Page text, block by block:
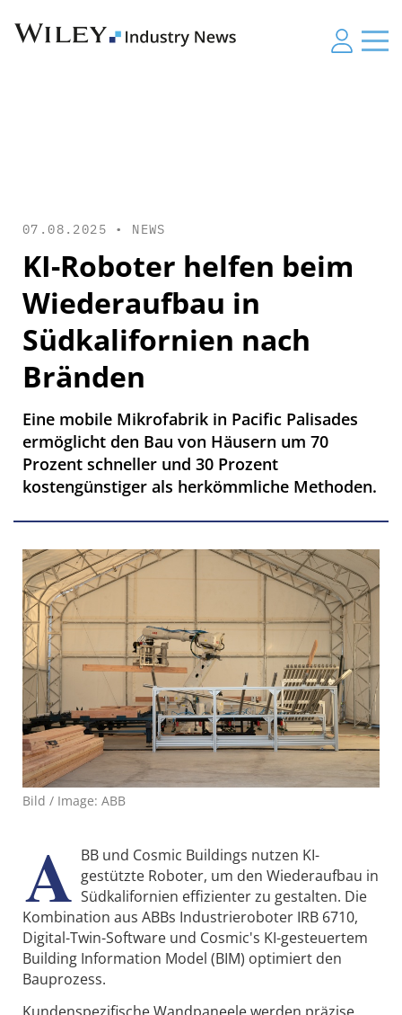
07.08.2025 • NEWS
KI-Roboter helfen beim
Wiederaufbau in
Südkalifornien nach
Bränden
Eine mobile Mikrofabrik in Pacific Palisades
ermöglicht den Bau von Häusern um 70
Prozent schneller und 30 Prozent
kostengünstiger als herkömmliche Methoden.
Bild / Image: ABB
A BB und Cosmic Buildings nutzen KI-
gestützte Roboter, um den Wiederaufbau in
Südkalifornien effizienter zu gestalten. Die
Kombination aus ABBs Industrieroboter IRB 6710,
Digital-Twin-Software und Cosmic's KI-gesteuertem
Building Information Model (BIM) optimiert den
Bauprozess.